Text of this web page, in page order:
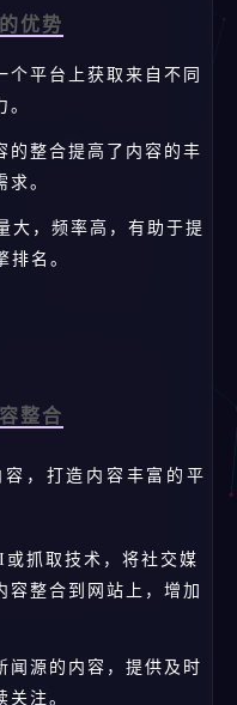
优势
个平台上获取来自不同
的整合提高了内容的丰
。
大，频率高，有助于提
排名。
整合
，打造内容丰富的平
或抓取技术，将社交媒
容整合到网站上，增加
闻源的内容，提供及时
注。